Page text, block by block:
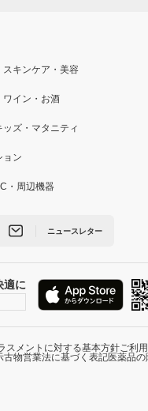
スキンケア・美容
ワイン・お酒
ッズ・マタニティ
ョン
・周辺機器
ニュースレター
適に
スメントに対する基本方針ご利
古物営業法に基づく表記医薬品